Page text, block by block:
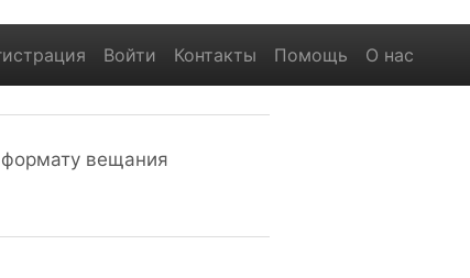
Войти Контакты Помощь О нас
вещания